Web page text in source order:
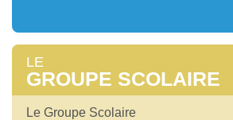
LE
GROUPE SCOLAIRE
Le Groupe Scolaire